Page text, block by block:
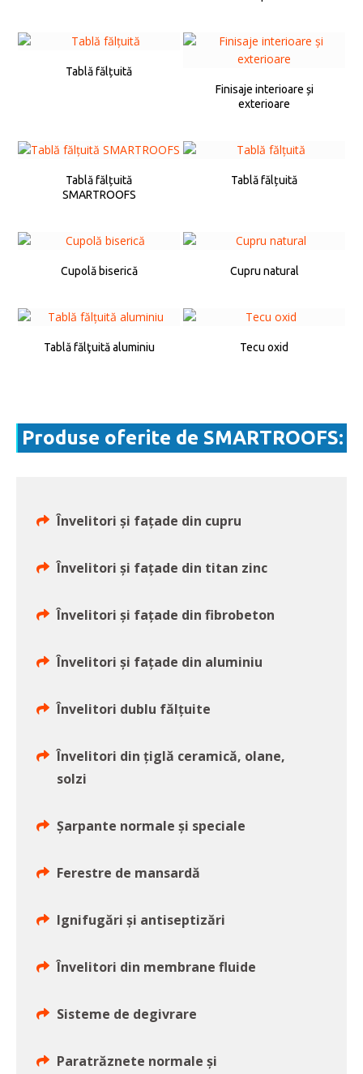
Tablă fălțuită
Finisaje interioare și
exterioare
Tablă fălțuită
SMARTROOFS
Tablă fălțuită
Cupolă biserică Cupru natural
Tablă fălţuită aluminiu Tecu oxid
Produse oferite de SMARTROOFS:
Învelitori și fațade din cupru
Învelitori și fațade din titan zinc
Învelitori și fațade din fibrobeton
Învelitori și fațade din aluminiu
Învelitori dublu fălțuite
Învelitori din țiglă ceramică, olane,
solzi
Șarpante normale și speciale
Ferestre de mansardă
Ignifugări și antiseptizări
Învelitori din membrane fluide
Sisteme de degivrare
Paratrăznete normale și